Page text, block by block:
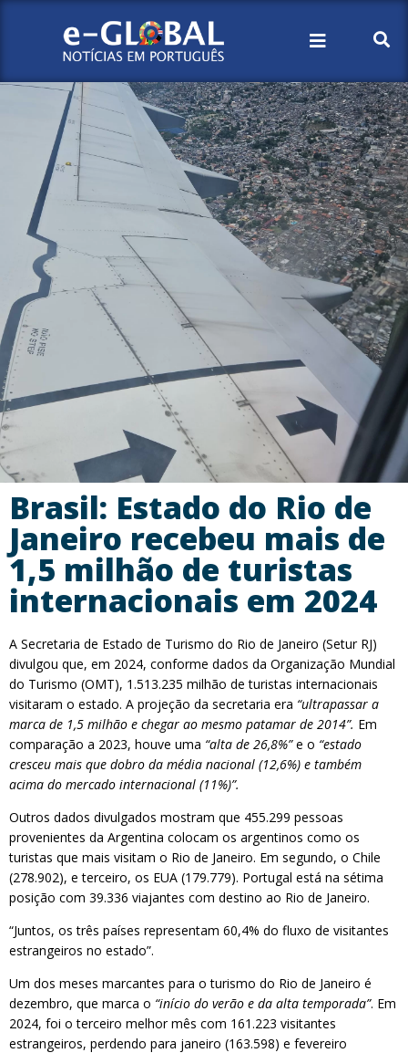
Brasil: Estado do Rio de
Janeiro recebeu mais de
1,5 milhão de turistas
internacionais em 2024
A Secretaria de Estado de Turismo do Rio de Janeiro (Setur RJ)
divulgou que, em 2024, conforme dados da Organização Mundial
do Turismo (OMT), 1.513.235 milhão de turistas internacionais
visitaram o estado. A projeção da secretaria era “ultrapassar a
marca de 1,5 milhão e chegar ao mesmo patamar de 2014”. Em
comparação a 2023, houve uma “alta de 26,8%”e o “estado
cresceu mais que dobro da média nacional (12,6%) e também
acima do mercado internacional (11%)”.
Outros dados divulgados mostram que 455.299 pessoas
provenientes da Argentina colocam os argentinos como os
turistas que mais visitam o Rio de Janeiro. Em segundo, o Chile
(278.902), e terceiro, os EUA (179.779). Portugal está na sétima
posição com 39.336 viajantes com destino ao Rio de Janeiro.
“Juntos, os três países representam 60,4% do fluxo de visitantes
estrangeiros no estado”.
Um dos meses marcantes para o turismo do Rio de Janeiro é
dezembro, que marca o “início do verão e da alta temporada”. Em
2024, foi o terceiro melhor mês com 161.223 visitantes
estrangeiros, perdendo para janeiro (163.598) e fevereiro